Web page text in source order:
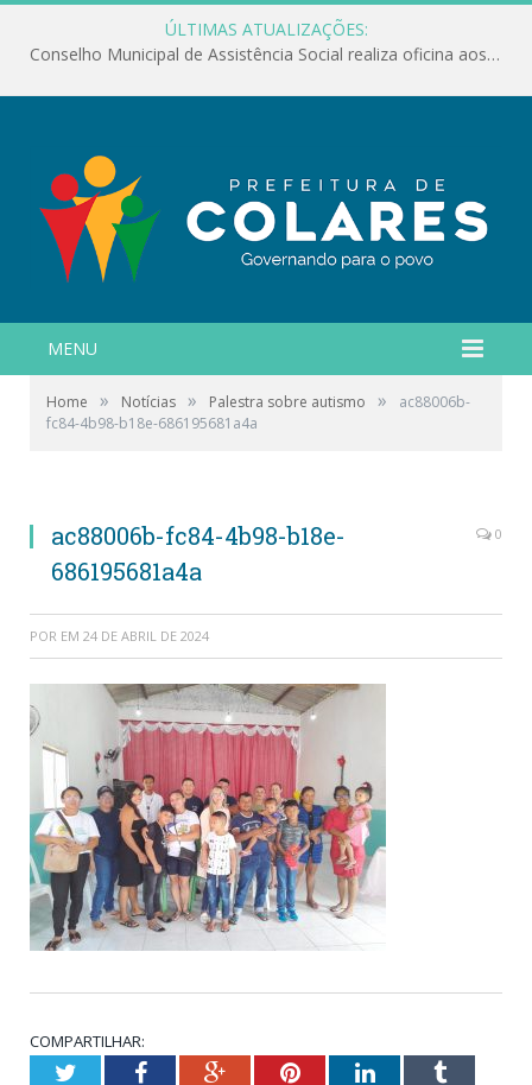
ÚLTIMAS ATUALIZAÇÕES:
Conselho Municipal de Assistência Social realiza oficina aos servidores
MENU
Home » Notícias » Palestra sobre autismo »
ac88006b-
fc84-4b98-b18e-686195681a4a
ac88006b-fc84-4b98-b18e-
686195681a4a
0
POR EM 24 DE ABRIL DE 2024
COMPARTILHAR:
TwitterFacebookGoogle+PinterestLinkedInTumblr